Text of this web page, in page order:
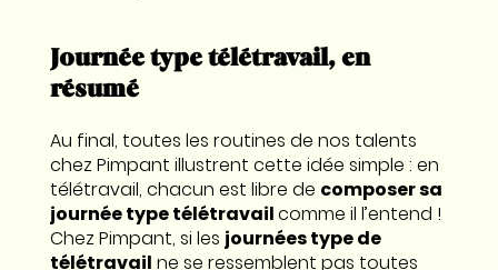
Journée type télétravail, en
résumé
Au final, toutes les routines de nos talents
chez Pimpant illustrent cette idée simple : en
télétravail, chacun est libre de composer sa
journée type télétravailcomme il l’entend !
Chez Pimpant, si les journées type de
télétravail ne se ressemblent pas toutes